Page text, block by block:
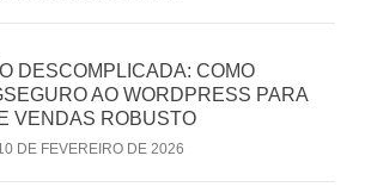
DESCOMPLICADA: COMO
AO WORDPRESS PARA
VENDAS ROBUSTO
DE FEVEREIRO DE 2026